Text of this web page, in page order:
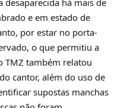
e em estado de
por estar no porta-
o que permitiu a
TMZ também relatou
cantor, além do uso de
supostas manchas